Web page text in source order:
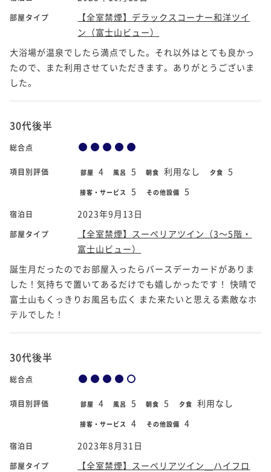
部屋タイプ
【全室禁煙】デラックスコーナー和洋ツイ
ン（富士山ビュー）
大浴場が温泉でしたら満点でした。それ以外はとても良かっ
たので、また利用させていただきます。ありがとうございま
した。
30代後半
総合点
項目別評価 部屋 4 風呂 5 朝食 利用なし 夕食 5
接客・サービス 5 その他設備 5
宿泊日 2023年9月13日
部屋タイプ
【全室禁煙】スーペリアツイン（3～5階・
富士山ビュー）
誕生月だったのでお部屋入ったらバースデーカードがありま
した！気持ちで置いてあるだけでも嬉しかったです！ 快晴で
富士山もくっきりお風呂も広く また来たいと思える素敵なホ
テルでした！
30代後半
総合点
項目別評価 部屋 4 風呂 5 朝食 5 夕食 利用なし
接客・サービス 4 その他設備 4
宿泊日 2023年8月31日
部屋タイプ
【全室禁煙】スーペリアツイン＿ハイフロ